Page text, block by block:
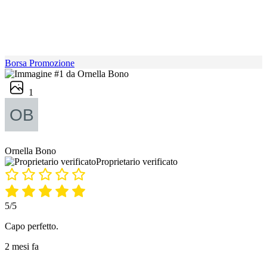
Borsa Promozione
1
Ornella Bono
Proprietario verificato
5/5
Capo perfetto.
2 mesi fa